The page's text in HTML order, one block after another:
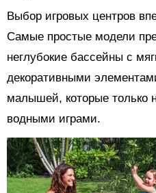
Выбор игровых центров
Самые простые модели
неглубокие бассейны с
декоративными
малышей, которые только
водными играми.